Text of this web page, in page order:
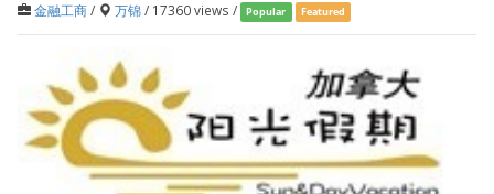
金融工商/ 万锦/ 17360 views / Popular Featured